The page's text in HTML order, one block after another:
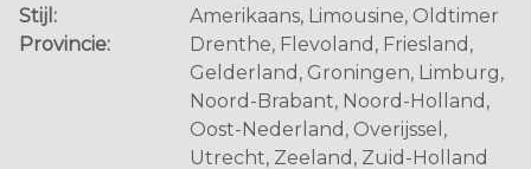
Stijl:
Amerikaans, Limousine, Oldtimer
Provincie:
Drenthe, Flevoland, Friesland,
Gelderland, Groningen, Limburg,
Noord-Brabant, Noord-Holland,
Oost-Nederland, Overijssel,
Utrecht, Zeeland, Zuid-Holland